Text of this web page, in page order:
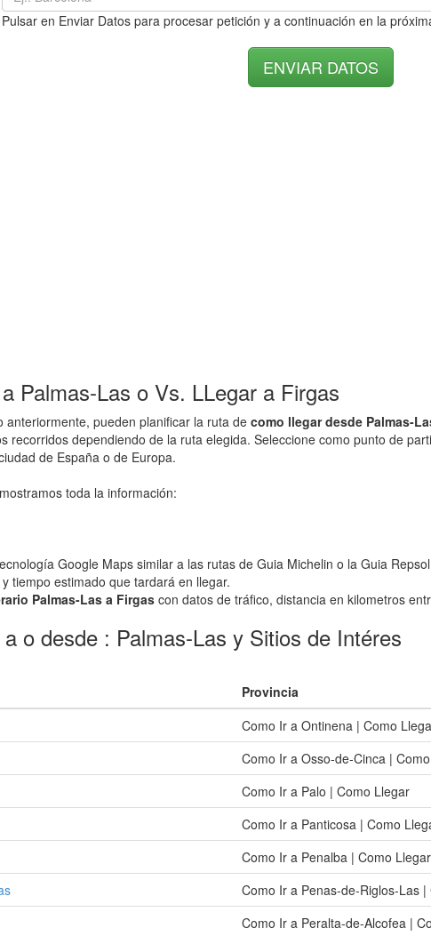
Pulsar en Enviar Datos para procesar petición y a continuación en la
Palmas-Las o Vs. LLegar a Firgas
pueden planificar la ruta decomo llegar desde Palmas-
recorridos dependiendo de la ruta elegida. Seleccione como punto de
de España o de Europa.
toda la información:
Google Maps similar a las rutas de Guia Michelin o la Guia
tiempo estimado que tardará en llegar.
Palmas-Las a Firgas con datos de tráfico, distancia en kilometros
o desde : Palmas-Las y Sitios de Intéres
Provincia
Como Ir a Ontinena | Como
Como Ir a Osso-de-Cinca |
Como Ir a Palo | Como Llegar
Como Ir a Panticosa | Como
Como Ir a Penalba | Como Llegar
Como Ir a Penas-de-Riglos-Las
Como Ir a Peralta-de-Alcofea |